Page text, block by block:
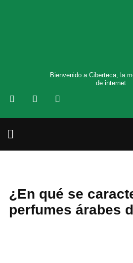
Bienvenido a Ciberteca, la
de internet
¿En qué se
perfumes árabes